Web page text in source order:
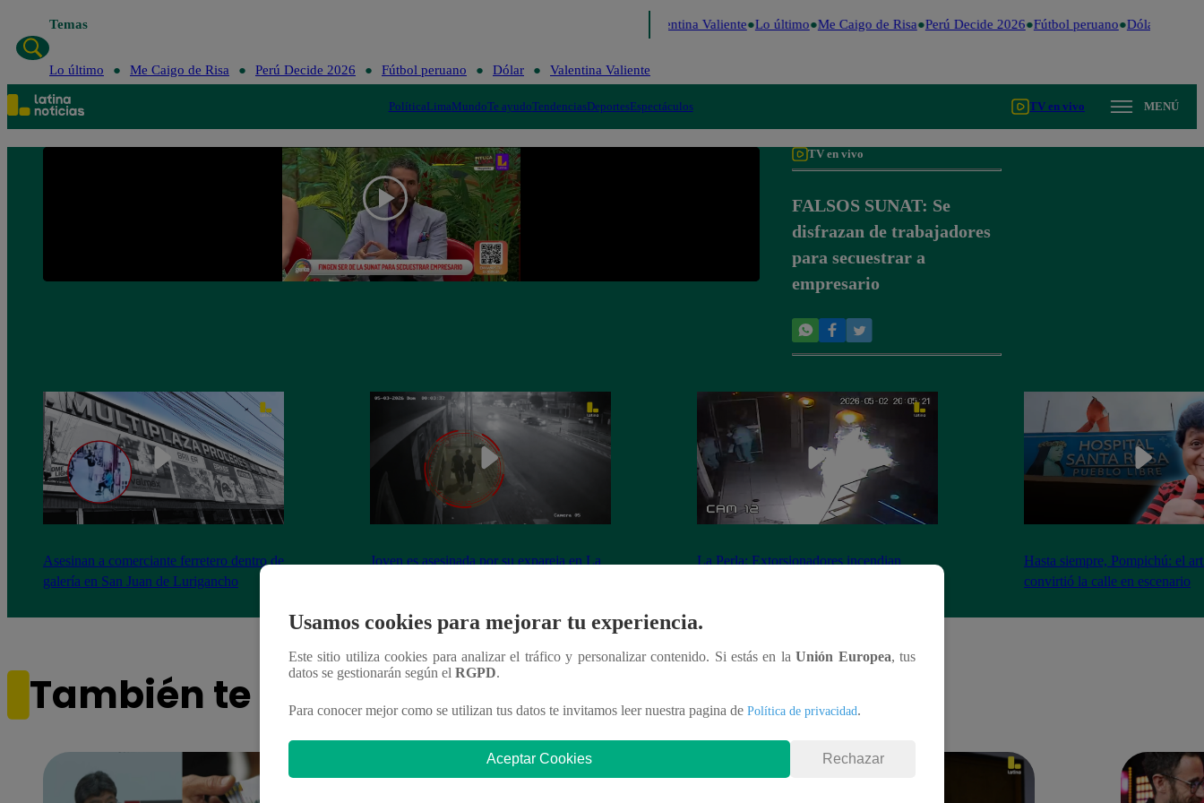
Temas Valentina Valiente Lo último Me Caigo de Risa Perú Decide 2026 Fútbol peruano Dólar
Lo último Me Caigo de Risa Perú Decide 2026 Fútbol peruano Dólar Valentina Valiente
PolíticaLimaMundoTe ayudoTendenciasDeportesEspectáculos TV en vivo MENÚ
TV en vivo
FALSOS SUNAT: Se
disfrazan de trabajadores
para secuestrar a
empresario
Asesinan a comerciante ferretero dentro de
galería en San Juan de Lurigancho
Joven es asesinada por su expareja en La
La Perla: Extorsionadores incendian
Hasta siempre, Pompichú: el
convirtió la calle en escenario
También te puede interesar
Usamos cookies para mejorar tu experiencia.
Este sitio utiliza cookies para analizar el tráfico y personalizar contenido. Si estás en laUnión Europea, tus
datos se gestionarán según el RGPD.
Para conocer mejor como se utilizan tus datos te invitamos leer nuestra pagina de Política de privacidad.
Aceptar Cookies Rechazar